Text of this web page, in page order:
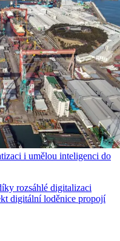
i umělou inteligenci do
rozsáhlé digitalizaci
digitální loděnice propojí